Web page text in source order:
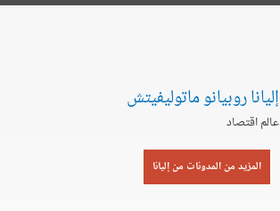
إليانا روبيانو ماتوليفيتش
عالم اقتصاد
المزيد من المدونات من إليانا